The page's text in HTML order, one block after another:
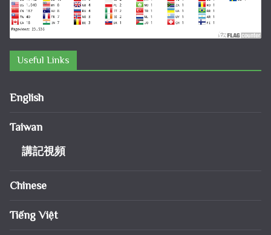
Useful Links
English
Taiwan
講記視頻
Chinese
Tiếng Việt